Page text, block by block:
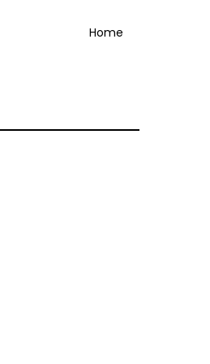
Home